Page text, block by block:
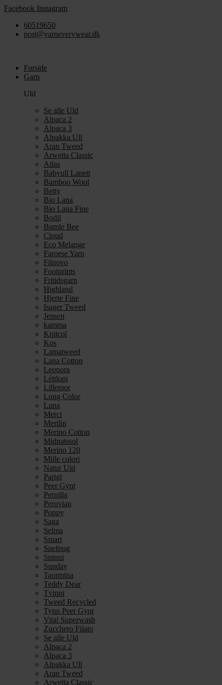
Videre
indhold
Facebook Instagram
60519650
post@yarneverywear.dk
Forside
Garn
Uld
Se alle Uld
Alpaca 2
Alpaca 3
Alpakka Ull
Aran Tweed
Arwetta Classic
Atlas
Babyull Lanett
Bamboo Wool
Betty
Bio Lana
Bio Lana Fine
Bodil
Bumle Bee
Cloud
Eco Melange
Faroese Yarn
Filnovo
Footprints
Fritidsgarn
Highland
Hjerte Fine
Isager Tweed
Jensen
kamma
Knitcol
Kos
Lamatweed
Lana Cotton
Leonora
Léttlopi
Lillemor
Long Color
Luna
Merci
Merilin
Merino Cotton
Midnatssol
Merino 120
Mille colori
Natur Uld
Parigi
Peer Gynt
Pernilla
Peruvian
Poppy
Saga
Selma
Smart
Snefnug
Spinni
Sunday
Taormina
Teddy Dear
Tvinni
Tweed Recycled
Tynn Peer Gynt
Vital Superwash
Zucchero Filato
Se alle Uld
Alpaca 2
Alpaca 3
Alpakka Ull
Aran Tweed
Arwetta Classic